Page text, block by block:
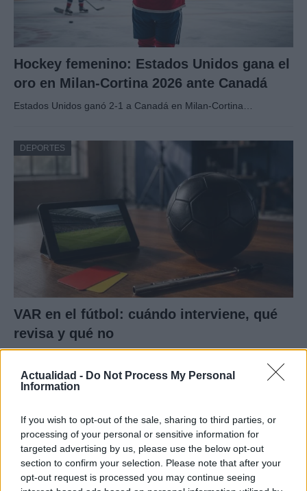
Actualidad - Do Not Process My Personal
Information
If you wish to opt-out of the sale, sharing to third parties, or
processing of your personal or sensitive information for
targeted advertising by us, please use the below opt-out
section to confirm your selection. Please note that after your
opt-out request is processed you may continue seeing
Hockey femenino: Estados Unidos gana el
oro en Milan-Cortina 2026 ante Canadá
Estados Unidos ganó 2-1 a Canadá en Milan-Cortina…
DEPORTES
VAR en el fútbol: cuándo interviene, qué
revisa y qué no